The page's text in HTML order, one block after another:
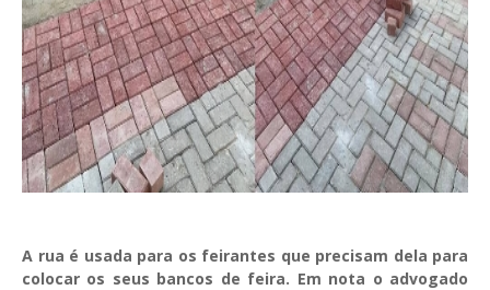
A rua é usada para os feirantes que precisam dela para
colocar os seus bancos de feira. Em nota o advogado